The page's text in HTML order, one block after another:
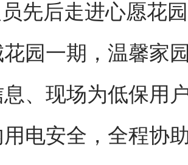
先后走进心愿花
园一期，温馨家
、现场为低保用
电安全，全程协